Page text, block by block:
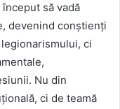
să vadă
devenind conștienți
ci
Nu din
ci de teamă